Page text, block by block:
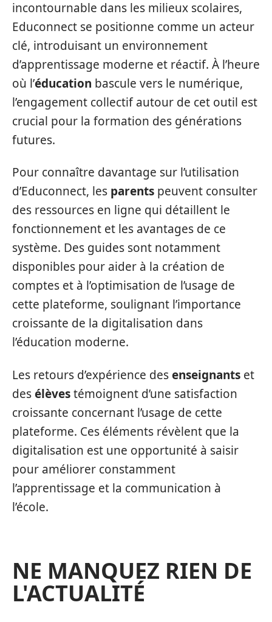
incontournable dans les milieux scolaires,
Educonnect se positionne comme un acteur
clé, introduisant un environnement
d’apprentissage moderne et réactif. À l’heure
où l’éducation bascule vers le numérique,
l’engagement collectif autour de cet outil est
crucial pour la formation des générations
futures.
Pour connaître davantage sur l’utilisation
d’Educonnect, les parents peuvent consulter
des ressources en ligne qui détaillent le
fonctionnement et les avantages de ce
système. Des guides sont notamment
disponibles pour aider à la création de
comptes et à l’optimisation de l’usage de
cette plateforme, soulignant l’importance
croissante de la digitalisation dans
l’éducation moderne.
Les retours d’expérience desenseignants et
desélèvestémoignent d’une satisfaction
croissante concernant l’usage de cette
plateforme. Ces éléments révèlent que la
digitalisation est une opportunité à saisir
pour améliorer constamment
l’apprentissage et la communication à
l’école.
NE MANQUEZ RIEN DE
L'ACTUALITÉ